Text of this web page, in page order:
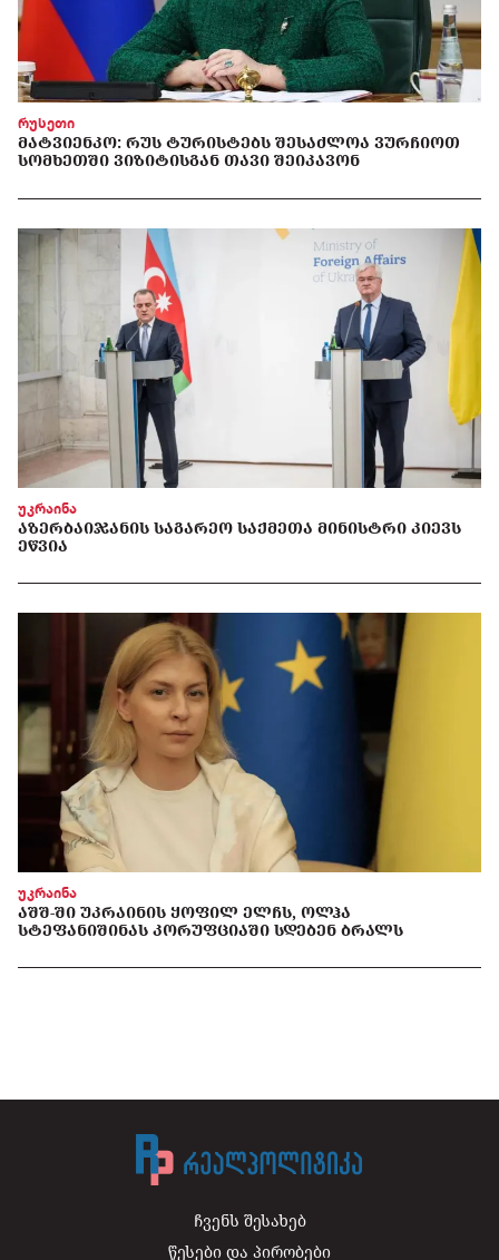
რუსეთი
ᲛᲐᲢᲕᲘᲔᲜᲙᲝ: ᲠᲣᲡ ᲢᲣᲠᲘᲡᲢᲔᲑᲡ ᲨᲔᲡᲐᲫᲚᲝᲐ ᲕᲣᲠᲩᲘᲝᲗ
ᲡᲝᲛᲮᲔᲗᲨᲘ ᲕᲘᲖᲘᲢᲘᲡᲒᲐᲜ ᲗᲐᲕᲘ ᲨᲔᲘᲙᲐᲕᲝᲜ
უკრაინა
ᲐᲖᲔᲠᲑᲐᲘᲯᲐᲜᲘᲡ ᲡᲐᲒᲐᲠᲔᲝ ᲡᲐᲥᲛᲔᲗᲐ ᲛᲘᲜᲘᲡᲢᲠᲘ ᲙᲘᲔᲕᲡ
ᲔᲬᲕᲘᲐ
უკრაინა
ᲐᲨᲨ-ᲨᲘ ᲣᲙᲠᲐᲘᲜᲘᲡ ᲧᲝᲤᲘᲚ ᲔᲚᲩᲡ, ᲝᲚᲰᲐ
ᲡᲢᲔᲤᲐᲜᲘᲨᲘᲜᲐᲡ ᲙᲝᲠᲣᲤᲪᲘᲐᲨᲘ ᲡᲓᲔᲑᲔᲜ ᲑᲠᲐᲚᲡ
ჩვენს შესახებ
წესები და პირობები